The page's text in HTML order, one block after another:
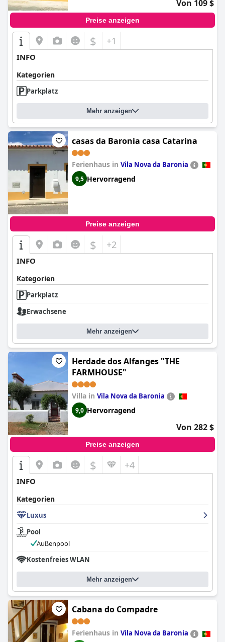
Von 109 $
Preise anzeigen
$ +1
INFO
Kategorien
Parkplatz
Mehr anzeigen
casas da Baronia casa Catarina
Ferienhaus in Vila Nova da Baronia
9,5 Hervorragend
Preise anzeigen
$ +2
INFO
Kategorien
Parkplatz
Erwachsene
Mehr anzeigen
Herdade dos Alfanges "THE
FARMHOUSE"
Villa in Vila Nova da Baronia
9,0 Hervorragend
Von 282 $
Preise anzeigen
$ +4
INFO
Kategorien
Luxus
Pool
Außenpool
Kostenfreies WLAN
Mehr anzeigen
Cabana do Compadre
Ferienhaus in Vila Nova da Baronia